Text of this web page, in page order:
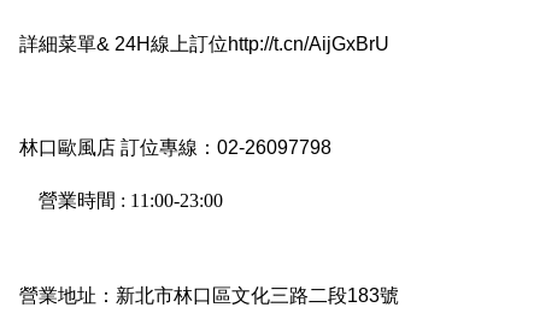
詳細菜單& 24H線上訂位http://t.cn/AijGxBrU
林口歐風店 訂位專線： 02-26097798
營業時間 : 11:00-23:00
營業地址： 新北市林口區文化三路二段183號